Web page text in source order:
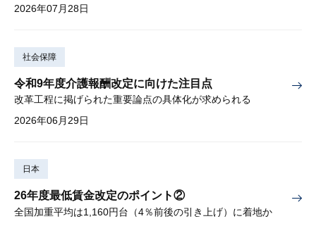
2026年07月28日
社会保障
令和9年度介護報酬改定に向けた注目点
改革工程に掲げられた重要論点の具体化が求められる
2026年06月29日
日本
26年度最低賃金改定のポイント②
全国加重平均は1,160円台（4％前後の引き上げ）に着地か